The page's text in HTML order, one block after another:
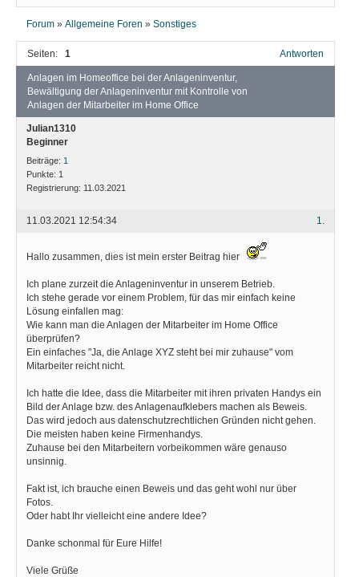
Forum »Allgemeine Foren »Sonstiges
Seiten: 1 Antworten
Anlagen im Homeoffice bei der Anlageninventur,
Bewältigung der Anlageninventur mit Kontrolle von
Anlagen der Mitarbeiter im Home Office
Julian1310
Beginner
Beiträge: 1
Punkte: 1
Registrierung: 11.03.2021
1.
11.03.2021 12:54:34
Hallo zusammen, dies ist mein erster Beitrag hier
Ich plane zurzeit die Anlageninventur in unserem Betrieb.
Ich stehe gerade vor einem Problem, für das mir einfach keine
Lösung einfallen mag:
Wie kann man die Anlagen der Mitarbeiter im Home Office
überprüfen?
Ein einfaches "Ja, die Anlage XYZ steht bei mir zuhause" vom
Mitarbeiter reicht nicht.
Ich hatte die Idee, dass die Mitarbeiter mit ihren privaten Handys ein
Bild der Anlage bzw. des Anlagenaufklebers machen als Beweis.
Das wird jedoch aus datenschutzrechtlichen Gründen nicht gehen.
Die meisten haben keine Firmenhandys.
Zuhause bei den Mitarbeitern vorbeikommen wäre genauso
unsinnig.
Fakt ist, ich brauche einen Beweis und das geht wohl nur über
Fotos.
Oder habt Ihr vielleicht eine andere Idee?
Danke schonmal für Eure Hilfe!
Viele Grüße